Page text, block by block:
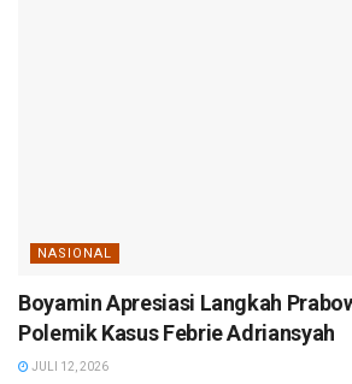
NASIONAL
Boyamin Apresiasi Langkah
Polemik Kasus Febrie Adriansyah
JULI 12, 2026